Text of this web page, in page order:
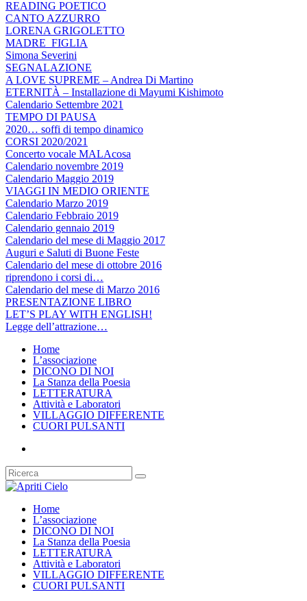
READING POETICO
CANTO AZZURRO
LORENA GRIGOLETTO
MADRE_FIGLIA
Simona Severini
SEGNALAZIONE
A LOVE SUPREME – Andrea Di Martino
ETERNITÀ – Installazione di Mayumi Kishimoto
Calendario Settembre 2021
TEMPO DI PAUSA
2020… soffi di tempo dinamico
CORSI 2020/2021
Concerto vocale MALAcosa
Calendario novembre 2019
Calendario Maggio 2019
VIAGGI IN MEDIO ORIENTE
Calendario Marzo 2019
Calendario Febbraio 2019
Calendario gennaio 2019
Calendario del mese di Maggio 2017
Auguri e Saluti di Buone Feste
Calendario del mese di ottobre 2016
riprendono i corsi di…
Calendario del mese di Marzo 2016
PRESENTAZIONE LIBRO
LET’S PLAY WITH ENGLISH!
Legge dell’attrazione…
Home
L’associazione
DICONO DI NOI
La Stanza della Poesia
LETTERATURA
Attività e Laboratori
VILLAGGIO DIFFERENTE
CUORI PULSANTI
Home
L’associazione
DICONO DI NOI
La Stanza della Poesia
LETTERATURA
Attività e Laboratori
VILLAGGIO DIFFERENTE
CUORI PULSANTI